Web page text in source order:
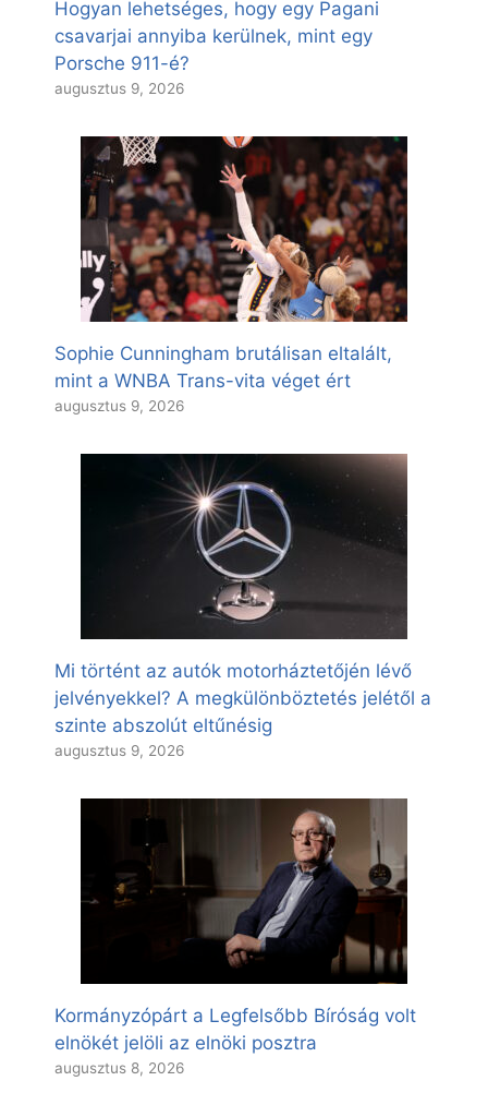
Hogyan lehetséges, hogy egy Pagani
csavarjai annyiba kerülnek, mint egy
Porsche 911-é?
augusztus 9, 2026
Sophie Cunningham brutálisan eltalált,
mint a WNBA Trans-vita véget ért
augusztus 9, 2026
Mi történt az autók motorháztetőjén lévő
jelvényekkel? A megkülönböztetés jelétől a
szinte abszolút eltűnésig
augusztus 9, 2026
Kormányzópárt a Legfelsőbb Bíróság volt
elnökét jelöli az elnöki posztra
augusztus 8, 2026